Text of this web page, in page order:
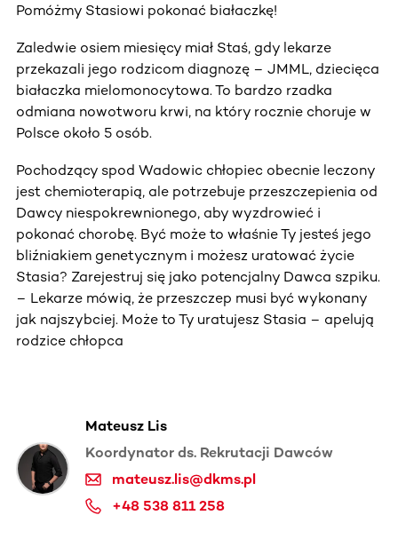
Pomóżmy Stasiowi pokonać białaczkę!
Zaledwie osiem miesięcy miał Staś, gdy lekarze
przekazali jego rodzicom diagnozę – JMML, dziecięca
białaczka mielomonocytowa. To bardzo rzadka
odmiana nowotworu krwi, na który rocznie choruje w
Polsce około 5 osób.
Pochodzący spod Wadowic chłopiec obecnie leczony
jest chemioterapią, ale potrzebuje przeszczepienia od
Dawcy niespokrewnionego, aby wyzdrowieć i
pokonać chorobę. Być może to właśnie Ty jesteś jego
bliźniakiem genetycznym i możesz uratować życie
Stasia? Zarejestruj się jako potencjalny Dawca szpiku.
– Lekarze mówią, że przeszczep musi być wykonany
jak najszybciej. Może to Ty uratujesz Stasia – apelują
rodzice chłopca
Mateusz Lis
Koordynator ds. Rekrutacji Dawców
mateusz.lis@dkms.pl
+48 538 811 258